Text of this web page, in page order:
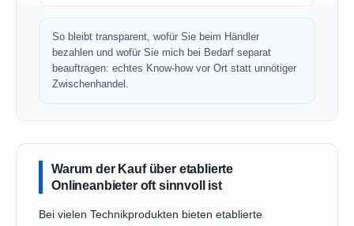
So bleibt transparent, wofür Sie beim Händler
bezahlen und wofür Sie mich bei Bedarf separat
beauftragen: echtes Know-how vor Ort statt unnötiger
Zwischenhandel.
Warum der Kauf über etablierte
Onlineanbieter oft sinnvoll ist
Bei vielen Technikprodukten bieten etablierte